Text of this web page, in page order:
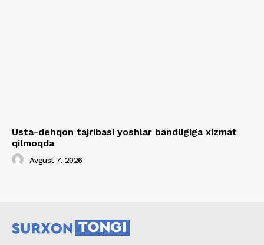
Usta-dehqon tajribasi yoshlar bandligiga xizmat
qilmoqda
Avgust 7, 2026